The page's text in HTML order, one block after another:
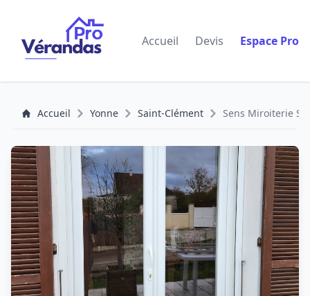
Accueil Devis Espace Pro
Accueil Yonne Saint-Clément Sens Miroiterie